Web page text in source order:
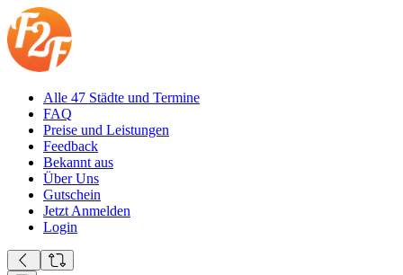
Alle 47 Städte und Termine
FAQ
Preise und Leistungen
Feedback
Bekannt aus
Über Uns
Gutschein
Jetzt Anmelden
Login